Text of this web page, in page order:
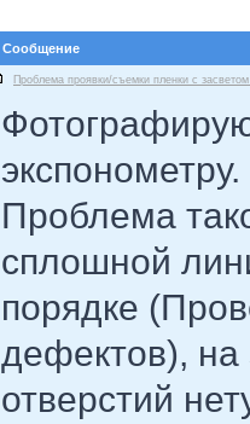
Сообщение
Проблема проявки/съемки пленки с
экспонометру.
Проблема
сплошной
порядке
дефектов), на
отверстий